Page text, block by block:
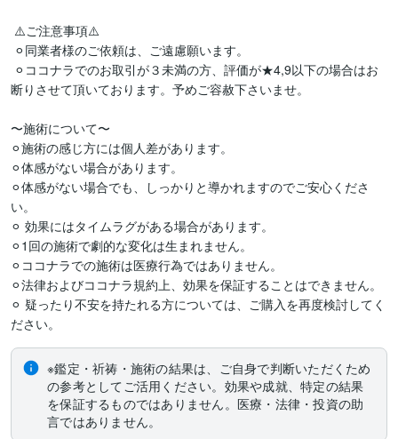
断りさせて頂いております。予めご容赦下さいませ。
〜施術について〜
⚪︎施術の感じ方には個人差があります。
⚪︎体感がない場合があります。
⚪︎体感がない場合でも、しっかりと導かれますのでご安心くださ
い。
⚪︎ 効果にはタイムラグがある場合があります。
⚪︎1回の施術で劇的な変化は生まれません。
⚪︎ココナラでの施術は医療行為ではありません。
⚪︎法律およびココナラ規約上、効果を保証することはできません。
⚪︎ 疑ったり不安を持たれる方については、ご購入を再度検討してく
ださい。
※鑑定・祈祷・施術の結果は、ご自身で判断いただくため
の参考としてご活用ください。効果や成就、特定の結果
を保証するものではありません。医療・法律・投資の助
言ではありません。